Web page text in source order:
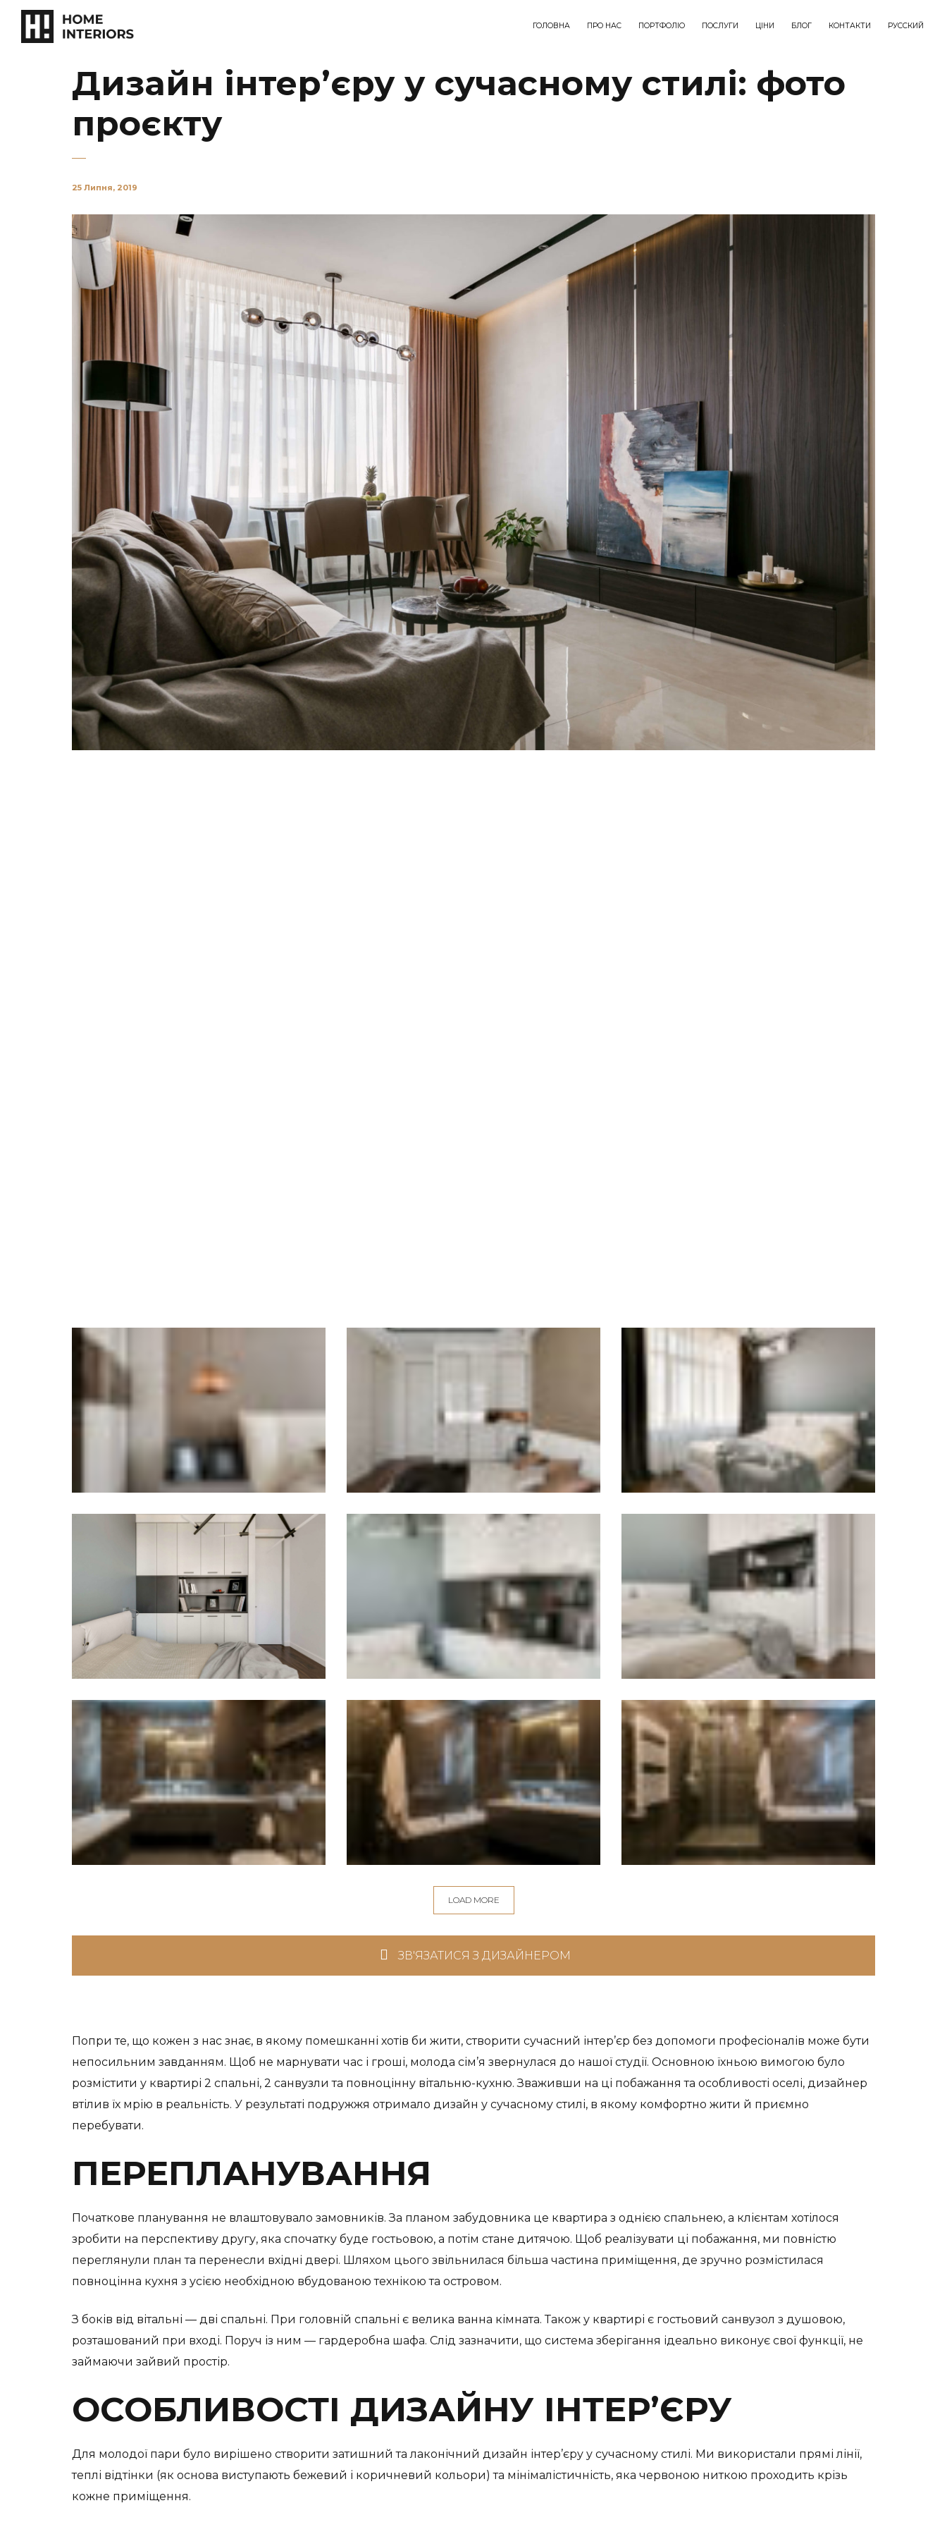
ГОЛОВНА ПРО НАС ПОРТФОЛІО ПОСЛУГИ ЦІНИ БЛОГ КОНТАКТИ РУССКИЙ
Дизайн інтер’єру у сучасному стилі: фото
проєкту
25 Липня, 2019
LOAD MORE
ЗВ'ЯЗАТИСЯ З ДИЗАЙНЕРОМ
Попри те, що кожен з нас знає, в якому помешканні хотів би жити, створити сучасний інтер’єр без допомоги професіоналів може бути
непосильним завданням. Щоб не марнувати час і гроші, молода сім’я звернулася до нашої студії. Основною їхньою вимогою було
розмістити у квартирі 2 спальні, 2 санвузли та повноцінну вітальню-кухню. Зваживши на ці побажання та особливості оселі, дизайнер
втілив їх мрію в реальність. У результаті подружжя отримало дизайн у сучасному стилі, в якому комфортно жити й приємно
перебувати.
ПЕРЕПЛАНУВАННЯ
Початкове планування не влаштовувало замовників. За планом забудовника це квартира з однією спальнею, а клієнтам хотілося
зробити на перспективу другу, яка спочатку буде гостьовою, а потім стане дитячою. Щоб реалізувати ці побажання, ми повністю
переглянули план та перенесли вхідні двері. Шляхом цього звільнилася більша частина приміщення, де зручно розмістилася
повноцінна кухня з усією необхідною вбудованою технікою та островом.
З боків від вітальні — дві спальні. При головній спальні є велика ванна кімната. Також у квартирі є гостьовий санвузол з душовою,
розташований при вході. Поруч із ним — гардеробна шафа. Слід зазначити, що система зберігання ідеально виконує свої функції, не
займаючи зайвий простір.
ОСОБЛИВОСТІ ДИЗАЙНУ ІНТЕР’ЄРУ
Для молодої пари було вирішено створити затишний та лаконічний дизайн інтер’єру у сучасному стилі. Ми використали прямі лінії,
теплі відтінки (як основа виступають бежевий і коричневий кольори) та мінімалістичність, яка червоною ниткою проходить крізь
кожне приміщення.